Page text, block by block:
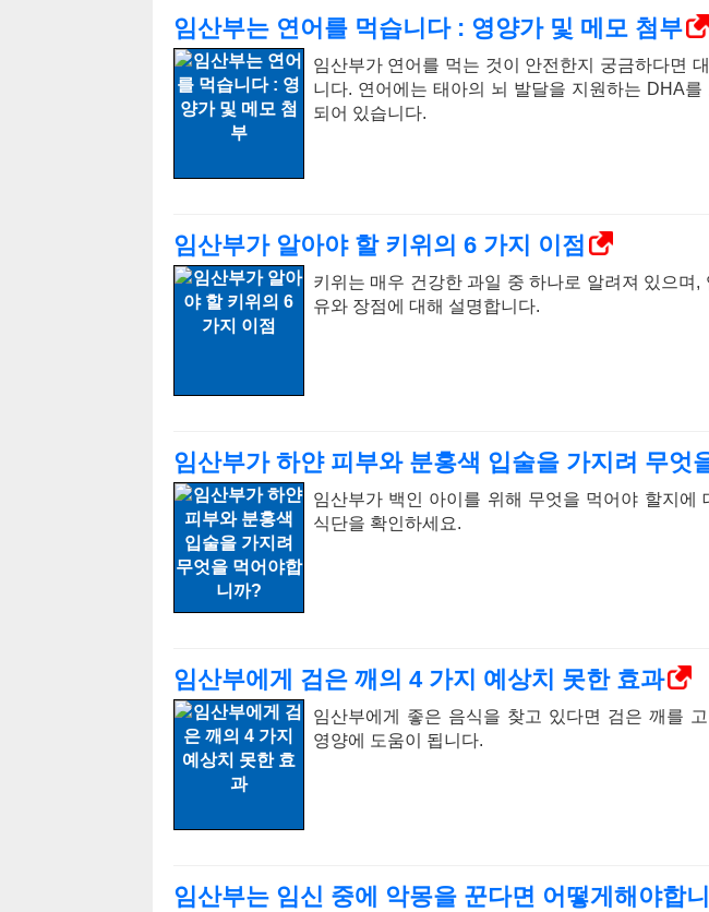
임산부는 연어를 먹습니다 : 영양가 및 메모 첨부
임산부가 연어를 먹는 것이 안전한지 궁금하다면
니다. 연어에는 태아의 뇌 발달을 지원하는 DHA
되어 있습니다.
임산부가 알아야 할 키위의 6 가지 이점
키위는 매우 건강한 과일 중 하나로 알려져 있으며,
유와 장점에 대해 설명합니다.
임산부가 하얀 피부와 분홍색 입술을 가지려 무엇
임산부가 백인 아이를 위해 무엇을 먹어야 할지에
식단을 확인하세요.
임산부에게 검은 깨의 4 가지 예상치 못한 효과
임산부에게 좋은 음식을 찾고 있다면 검은 깨를
영양에 도움이 됩니다.
임산부는 임신 중에 악몽을 꾼다면 어떻게해야합